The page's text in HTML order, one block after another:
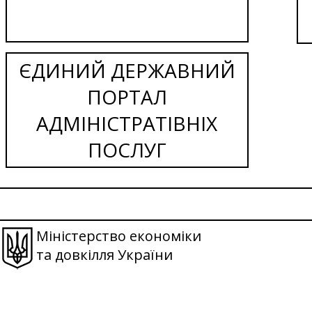
ЄДИНИЙ ДЕРЖАВНИЙ
ПОРТАЛ
АДМІНІСТРАТІВНІХ
ПОСЛУГ
Міністерство економіки
та довкілля України